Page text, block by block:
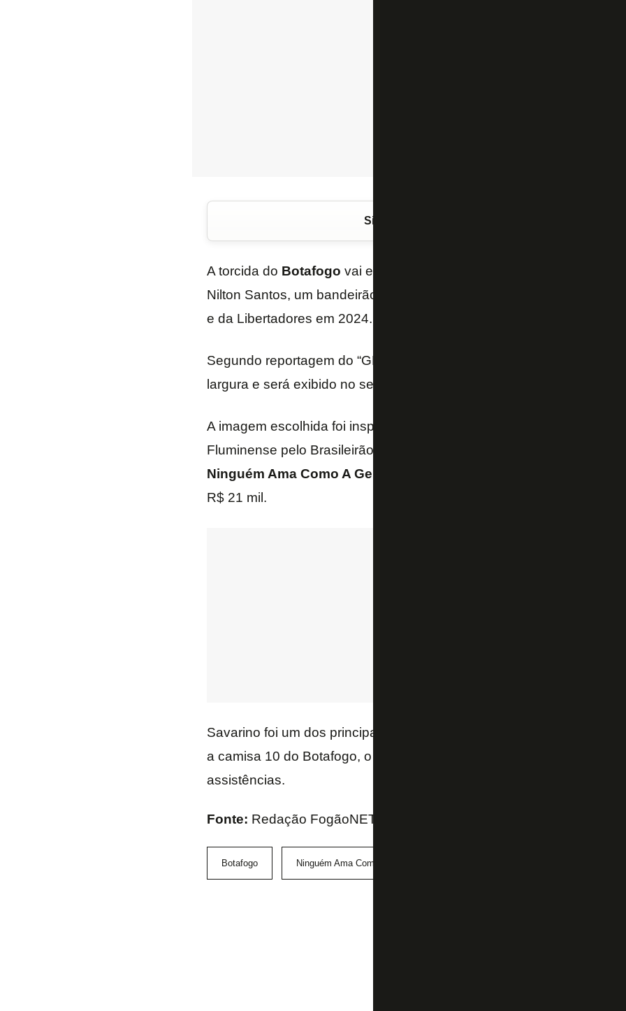
Siga o FogãoNET
A torcida do Botafogo vai estrear domingo, na partida contra o
Nilton Santos, um bandeirão especial em homenagem a
e da Libertadores em 2024.
Segundo reportagem do “GE”, o bandeirão mede 25 metros de
largura e será exibido no setor Leste, na entrada dos times em
A imagem escolhida foi inspirada na comemoração de Savarino no
Fluminense pelo Brasileirão-2025. A homenagem foi coordenada
Ninguém Ama Como A Gente
R$ 21 mil.
Savarino foi um dos principais nomes da histórica temporada
a camisa 10 do Botafogo, o venezuealno tem 81 jogos no total, 17
assistências.
Fonte: Redação FogãoNET e GE
Botafogo Ninguém Ama Como A Gente